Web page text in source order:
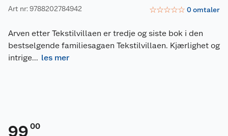
Art nr: 9788202784942 ☆☆☆☆☆ 0omtaler
Arven etter Tekstilvillaen er tredje og siste bok i den
bestselgende familiesagaen Tekstilvillaen. Kjærlighet og
intrige... les mer
99 00